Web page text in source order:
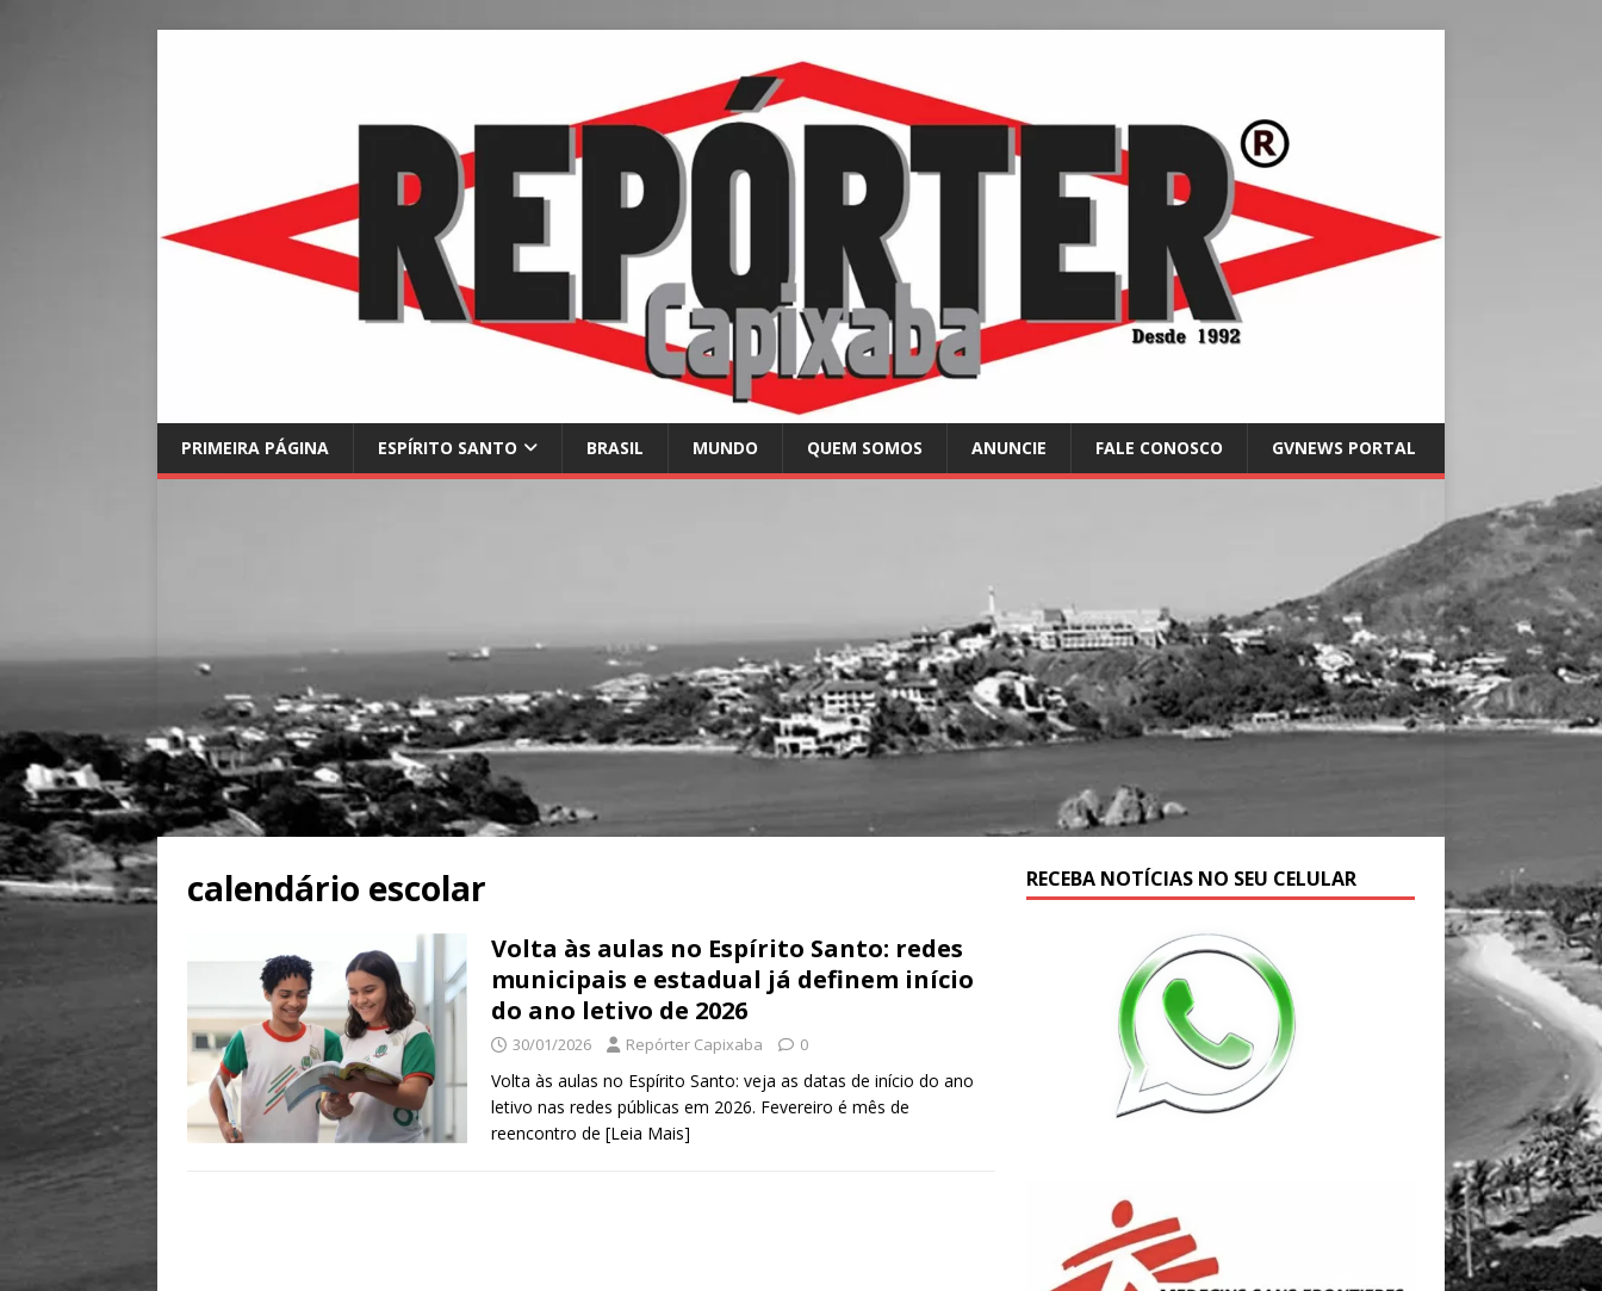
PRIMEIRA PÁGINA ESPÍRITO SANTO BRASIL MUNDO QUEM SOMOS ANUNCIE FALE CONOSCO GVNEWS PORTAL
calendário escolar
Volta às aulas no Espírito Santo: redes
municipais e estadual já definem início
do ano letivo de 2026
30/01/2026 Repórter Capixaba 0
Volta às aulas no Espírito Santo: veja as datas de início do ano
letivo nas redes públicas em 2026. Fevereiro é mês de
reencontro de [Leia Mais]
RECEBA NOTÍCIAS NO SEU CELULAR